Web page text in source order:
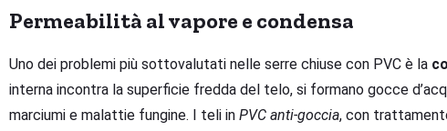
Permeabilità al vapore e condensa
Uno dei problemi più sottovalutati nelle serre chiuse con PVC è la
interna incontra la superficie fredda del telo, si formano gocce
marciumi e malattie fungine. I teli in PVC anti-goccia, con